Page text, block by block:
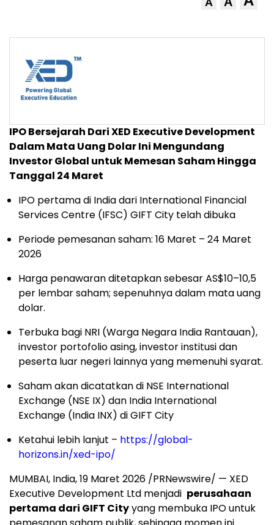
A
IPO Bersejarah Dari XED Executive Development
Dalam Mata Uang Dolar Ini Mengundang
Investor Global untuk Memesan Saham Hingga
Tanggal 24 Maret
IPO pertama di India dari International Financial
Services Centre (IFSC) GIFT City telah dibuka
Periode pemesanan saham: 16 Maret – 24 Maret
2026
Harga penawaran ditetapkan sebesar AS$10–10,5
per lembar saham; sepenuhnya dalam mata uang
dolar.
Terbuka bagi NRI (Warga Negara India Rantauan),
investor portofolio asing, investor institusi dan
peserta luar negeri lainnya yang memenuhi syarat.
Saham akan dicatatkan di NSE International
Exchange (NSE IX) dan India International
Exchange (India INX) di GIFT City
Ketahui lebih lanjut – https://global-
horizons.in/xed-ipo/
MUMBAI, India,19 Maret 2026 /PRNewswire/ — XED
Executive Development Ltd menjadi perusahaan
pertama dari GIFT Cityyang membuka IPO untuk